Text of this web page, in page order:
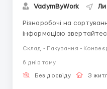
VadymByWork
Різноробочі на сортування
інформацією
€/год — денна зміна • 6 €/
місяць: 220–240 г...
Склад - Пакування -
6 днiв тому
Без досвіду З